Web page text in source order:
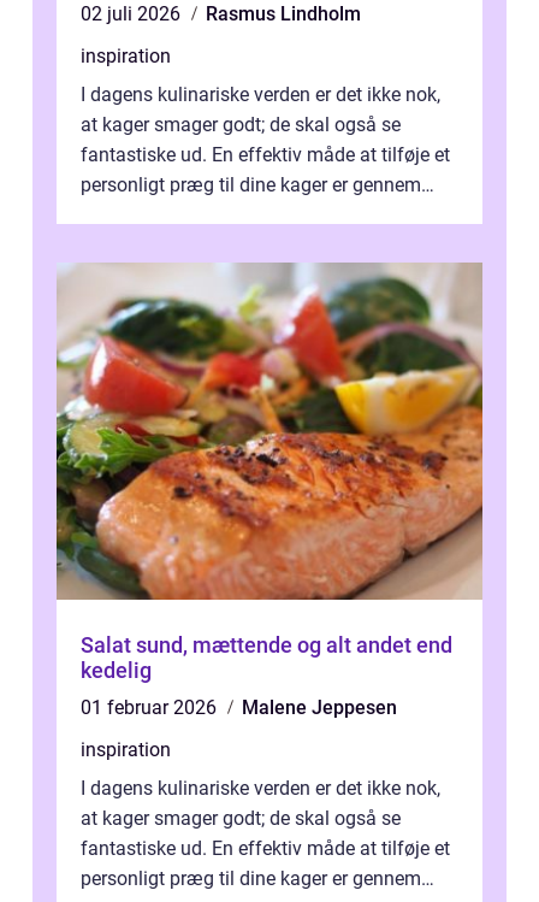
02 juli 2026
Rasmus Lindholm
inspiration
I dagens kulinariske verden er det ikke nok,
at kager smager godt; de skal også se
fantastiske ud. En effektiv måde at tilføje et
personligt præg til dine kager er gennem
Salat sund, mættende og alt andet end
kedelig
01 februar 2026
Malene Jeppesen
inspiration
I dagens kulinariske verden er det ikke nok,
at kager smager godt; de skal også se
fantastiske ud. En effektiv måde at tilføje et
personligt præg til dine kager er gennem